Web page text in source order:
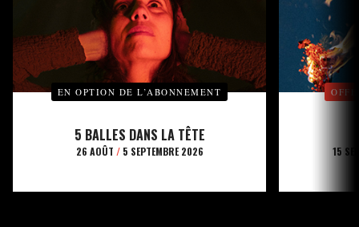
EN OPTION DE L’ABONNEMENT
5 BALLES DANS LA TÊTE
26 AOÛT /5 SEPTEMBRE 2026 15